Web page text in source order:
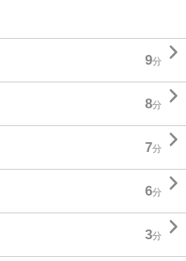
9分 
8分 
7分 
6分 
3分 